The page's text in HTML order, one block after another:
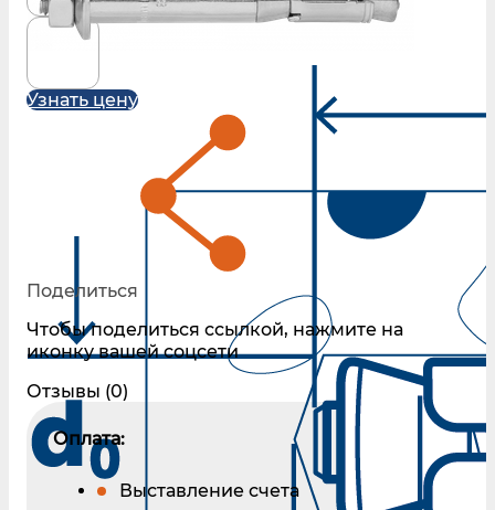
Узнать цену
Поделиться
Чтобы поделиться ссылкой, нажмите на
иконку вашей соцсети
Отзывы (0)
Оплата:
Выставление счета